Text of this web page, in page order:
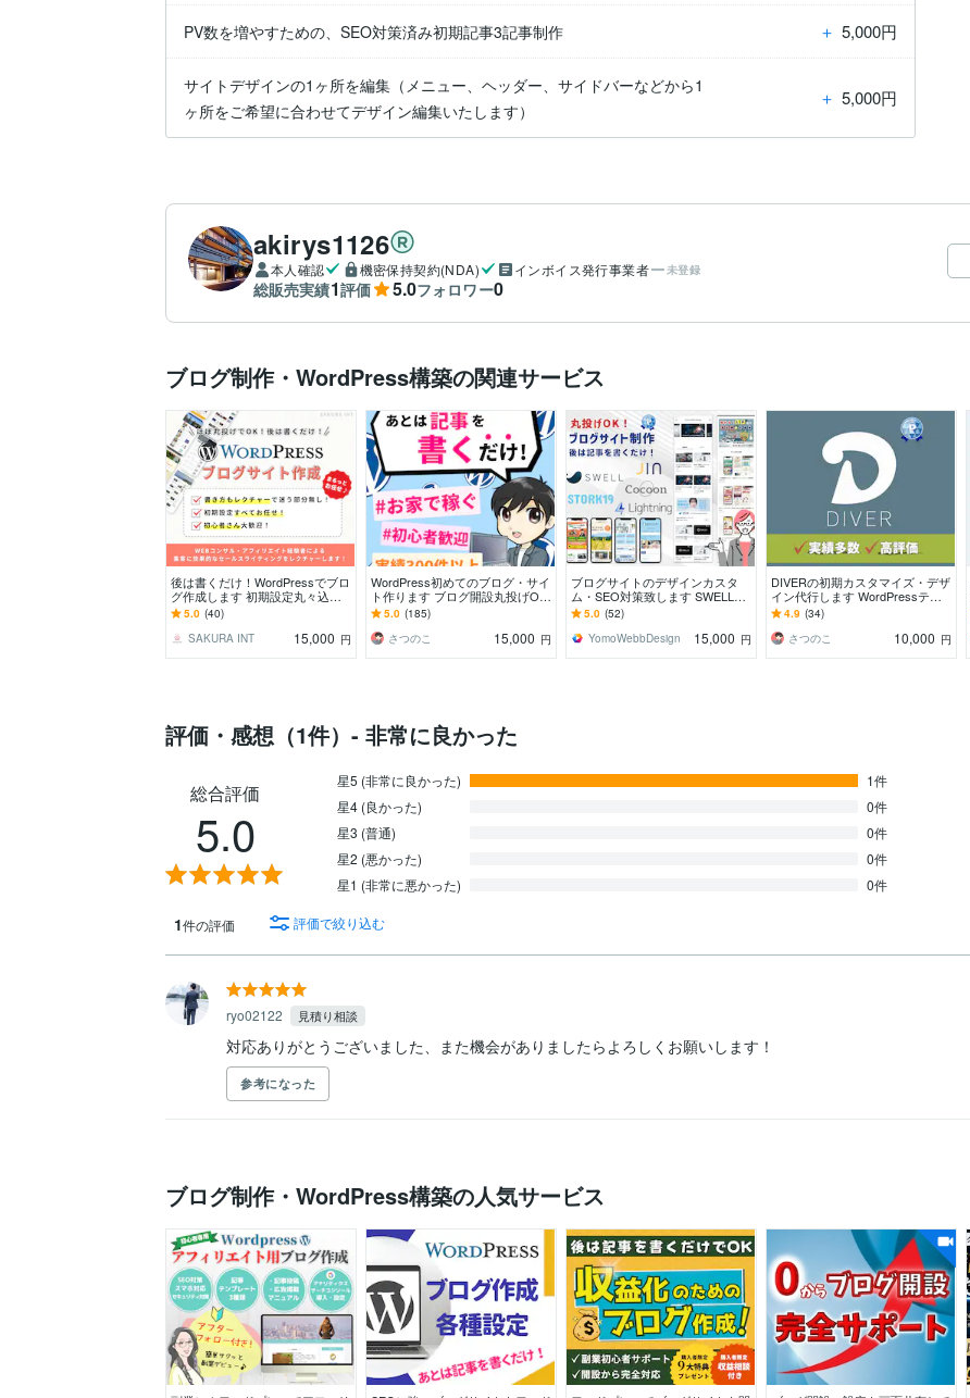
PV数を増やすための、SEO対策済み初期記事3記事制作 ＋ 5,000円
サイトデザインの1ヶ所を編集（メニュー、ヘッダー、サイドバーなどから1
ヶ所をご希望に合わせてデザイン編集いたします）
＋ 5,000円
akirys1126
本人確認 機密保持契約(NDA) インボイス発行事業者 未登録
総販売実績1評価 5.0フォロワー0
ブログ制作・WordPress構築の関連サービス
後は書くだけ！WordPressでブロ
グ作成します 初期設定丸々込！
集客効果のある文章レクチャーま
で行います。
5.0 (40)
SAKURA INT
15,000 円
WordPress初めてのブログ・サイ
ト作ります ブログ開設丸投げO
K！納品時ビデオチャットレクチ
ャー大好評！
5.0 (185)
さつのこ
15,000 円
ブログサイトのデザインカスタ
ム・SEO対策致します SWELL・
Cocoon・Lightning、他テーマも
対応
5.0 (52)
YomoWebbDesign
15,000 円
DIVERの初期カスタマイズ・デザ
イン代行します WordPressテー
マDiverの初期設定代行サービス
4.9 (34)
さつのこ
10,000 円
評価・感想（1件）- 非常に良かった
総合評価
5.0
星5 (非常に良かった)
1件
星4 (良かった)
0件
星3 (普通)
0件
星2 (悪かった)
0件
星1 (非常に悪かった)
0件
1件の評価 評価で絞り込む
ryo02122 見積り相談
対応ありがとうございました、また機会がありましたらよろしくお願いします！
参考になった
ブログ制作・WordPress構築の人気サービス